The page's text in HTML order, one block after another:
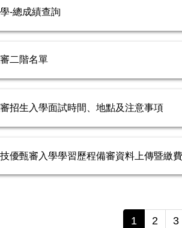
-總成績查詢
二階名單
招生入學面試時間、地點及注意事項
優甄審入學學習歷程備審資料上傳暨繳
1 2 3